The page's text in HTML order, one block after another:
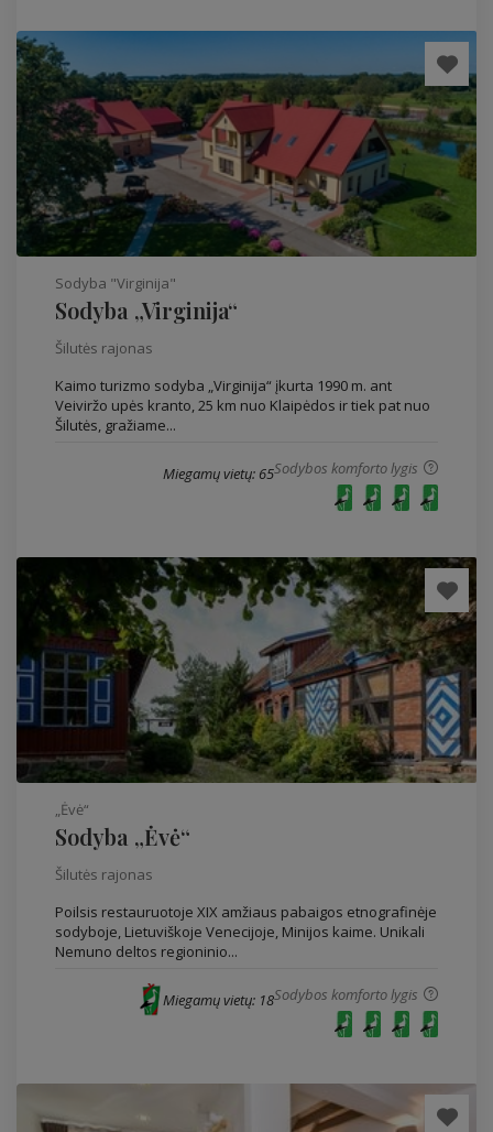
Sodyba "Virginija"
Sodyba „Virginija“
Šilutės rajonas
Kaimo turizmo sodyba „Virginija“ įkurta 1990 m. ant
Veiviržo upės kranto, 25 km nuo Klaipėdos ir tiek pat nuo
Šilutės, gražiame...
Sodybos komforto lygis
Miegamų vietų: 65
„Ėvė“
Sodyba „Ėvė“
Šilutės rajonas
Poilsis restauruotoje XIX amžiaus pabaigos etnografinėje
sodyboje, Lietuviškoje Venecijoje, Minijos kaime. Unikali
Nemuno deltos regioninio...
Sodybos komforto lygis
Miegamų vietų: 18